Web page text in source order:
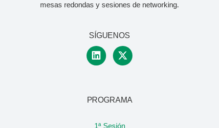
mesas redondas y sesiones de networking.
SÍGUENOS
PROGRAMA
1ª Sesión